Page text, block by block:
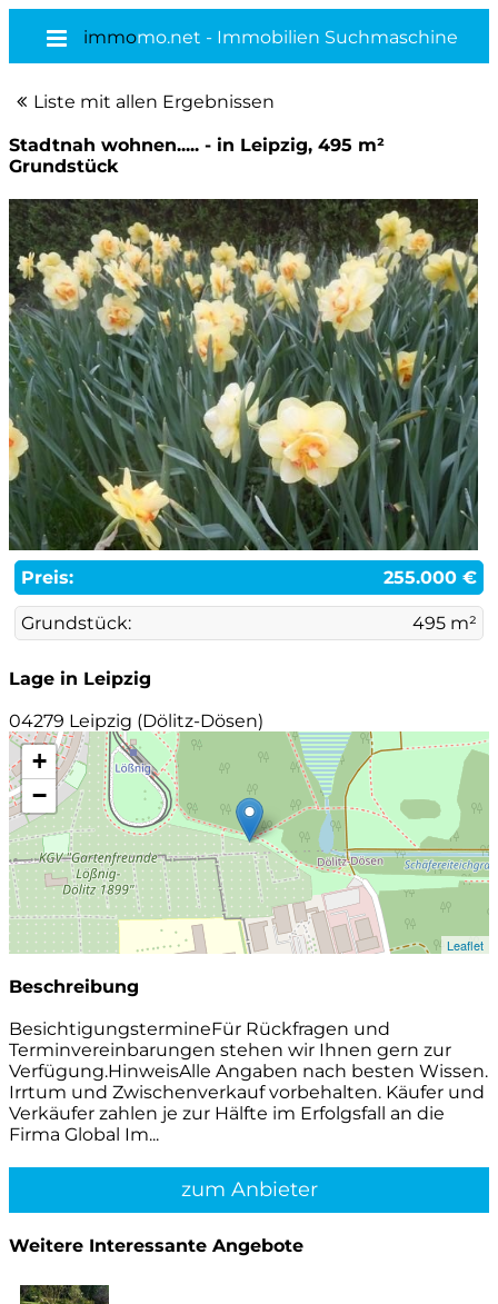
immomo.net - Immobilien Suchmaschine
Liste mit allen Ergebnissen
Stadtnah wohnen..... - in Leipzig, 495 m²
Grundstück
Preis: 255.000 €
Grundstück: 495 m²
Lage in Leipzig
04279 Leipzig (Dölitz-Dösen)
+
−
Leaflet
Beschreibung
BesichtigungstermineFür Rückfragen und
Terminvereinbarungen stehen wir Ihnen gern zur
Verfügung.HinweisAlle Angaben nach besten Wissen.
Irrtum und Zwischenverkauf vorbehalten. Käufer und
Verkäufer zahlen je zur Hälfte im Erfolgsfall an die
Firma Global Im...
zum Anbieter
Weitere Interessante Angebote